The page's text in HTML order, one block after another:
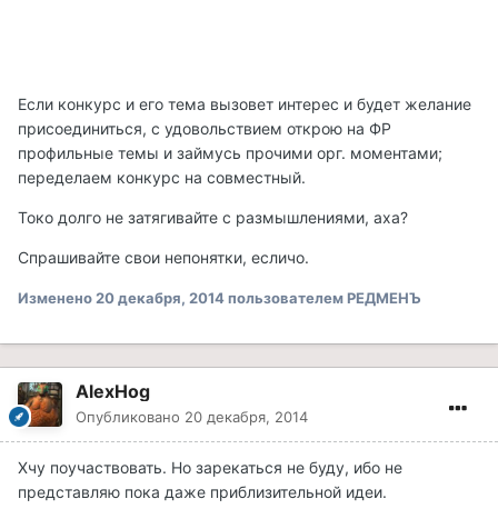
Если конкурс и его тема вызовет интерес и будет желание
присоединиться, с удовольствием открою на ФР
профильные темы и займусь прочими орг. моментами;
переделаем конкурс на совместный.
Токо долго не затягивайте с размышлениями, аха?
Спрашивайте свои непонятки, есличо.
Изменено 20 декабря, 2014пользователем РЕДМЕНЪ
AlexHog
Опубликовано 20 декабря, 2014
Хчу поучаствовать. Но зарекаться не буду, ибо не
представляю пока даже приблизительной идеи.